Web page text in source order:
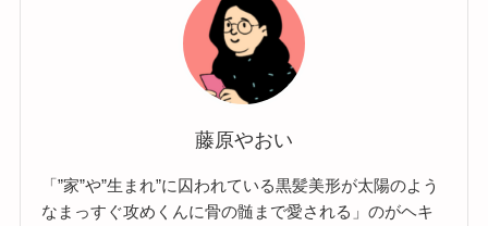
藤原やおい
「”家”や”生まれ”に囚われている黒髪美形が太陽のよう
なまっすぐ攻めくんに骨の髄まで愛される」のがヘキ